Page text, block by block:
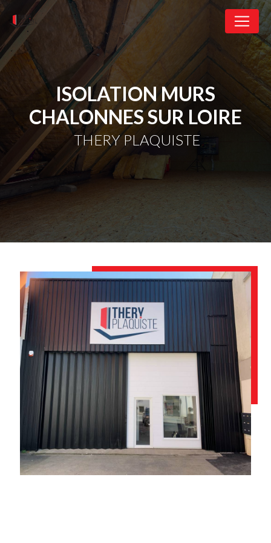
ISOLATION MURS
CHALONNES SUR LOIRE
THERY PLAQUISTE
Panneau de gestion des cookies